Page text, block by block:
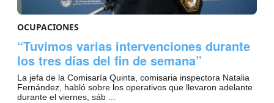
OCUPACIONES
“Tuvimos varias intervenciones durante
los tres días del fin de semana”
La jefa de la Comisaría Quinta, comisaria inspectora Natalia
Fernández, habló sobre los operativos que llevaron adelante
durante el viernes, sáb ...